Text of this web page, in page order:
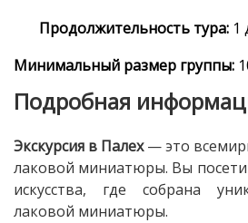
Продолжительность тура: 1
Минимальный размер группы:
Подробная
Экскурсия в Палех— это
лаковой миниатюры. Вы
искусства, где собрана
лаковой миниатюры.